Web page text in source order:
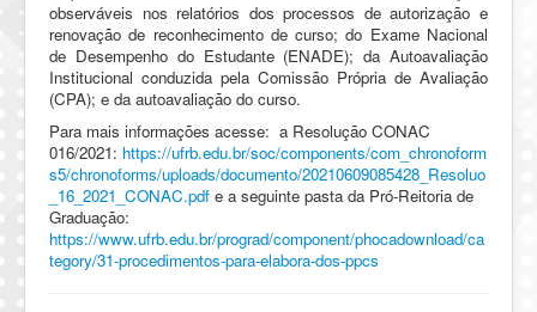
observáveis nos relatórios dos processos de autorização e
renovação de reconhecimento de curso; do Exame Nacional
de Desempenho do Estudante (ENADE); da Autoavaliação
Institucional conduzida pela Comissão Própria de Avaliação
(CPA); e da autoavaliação do curso.
Para mais informações acesse: a Resolução CONAC
016/2021: https://ufrb.edu.br/soc/components/com_chronoform
s5/chronoforms/uploads/documento/20210609085428_Resoluo
_16_2021_CONAC.pdf e a seguinte pasta da Pró-Reitoria de
Graduação:
https://www.ufrb.edu.br/prograd/component/phocadownload/ca
tegory/31-procedimentos-para-elabora-dos-ppcs